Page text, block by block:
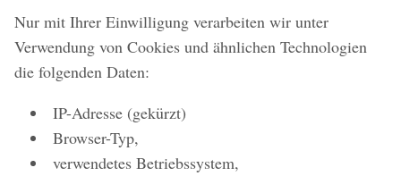
Nur mit Ihrer Einwilligung verarbeiten wir unter
Verwendung von Cookies und ähnlichen Technologien
die folgenden Daten:
IP-Adresse (gekürzt)
Browser-Typ,
verwendetes Betriebssystem,